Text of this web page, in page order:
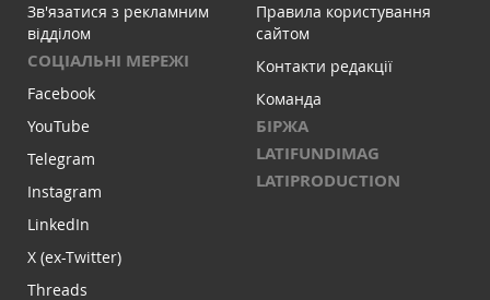
Зв'язатися з рекламним
відділом
СОЦІАЛЬНІ МЕРЕЖІ
Facebook
YouTube
Telegram
Instagram
LinkedIn
X (ex-Twitter)
Threads
Правила користування
сайтом
Контакти редакції
Команда
БІРЖА
LATIFUNDIMAG
LATIPRODUCTION